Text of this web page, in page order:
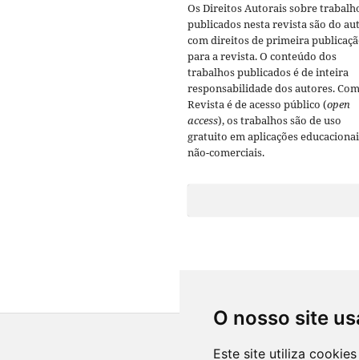
O nosso site
Este site utiliza
Os Direitos Autorais sobre
publicados nesta revista são do
com direitos de primeira
para a revista. O conteúdo dos
trabalhos publicados é de inteira
responsabilidade dos autores.
Revista é de acesso público (open
access), os trabalhos são de uso
gratuito em aplicações
não-comerciais.